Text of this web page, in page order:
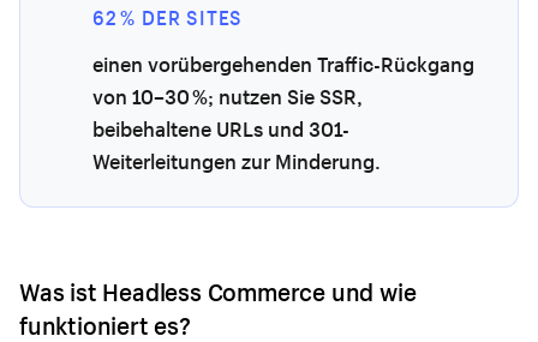
62 % DER SITES
einen vorübergehenden Traffic-Rückgang
von 10–30 %; nutzen Sie SSR,
beibehaltene URLs und 301-
Weiterleitungen zur Minderung.
Was ist Headless Commerce und wie
funktioniert es?